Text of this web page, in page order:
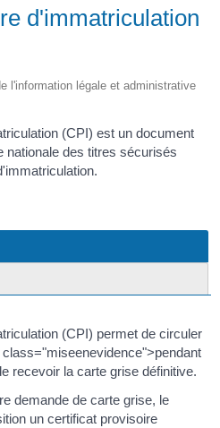
d'immatriculation
l'information légale et administrative
(CPI) est un document
nationale des titres sécurisés
(CPI) permet de circuler
recevoir la carte grise définitive.
demande de carte grise, le
un certificat provisoire